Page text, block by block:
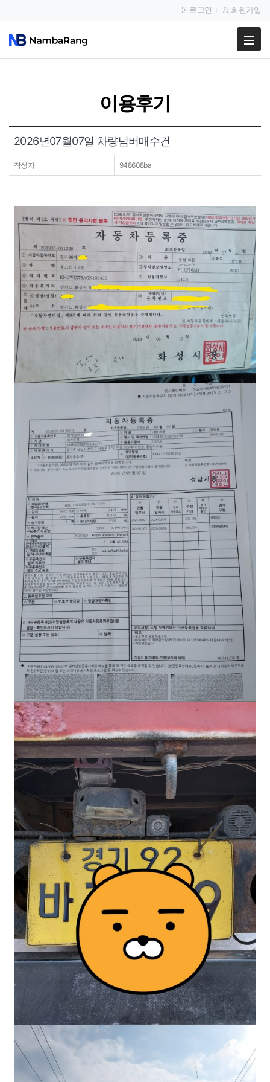
팔고
공지사항
이용후기
로그인 회원가입
이용후기
2026년07월07일 차량넘버매수건
작성자 948608ba